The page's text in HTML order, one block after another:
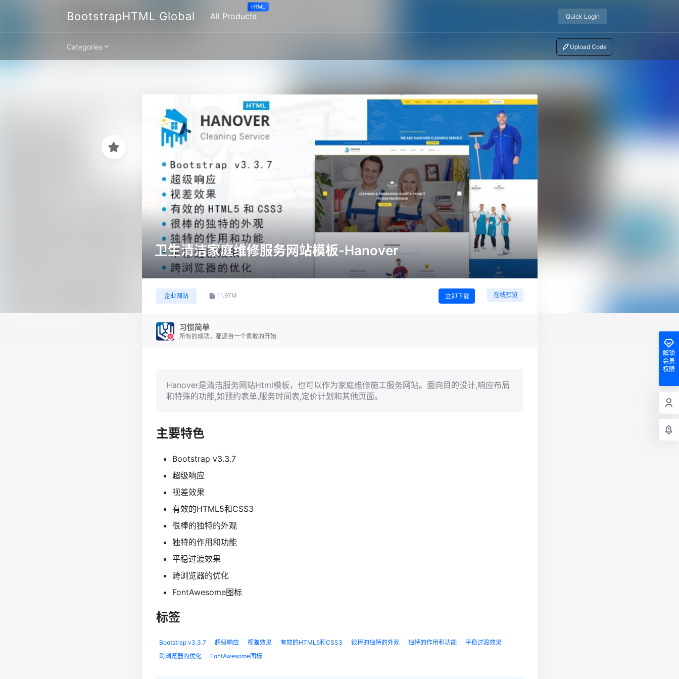
BootstrapHTML Global All Products
HTML
Quick Login
Categories Upload Code
卫生清洁家庭维修服务网站模板-Hanover
企业网站 11.97M 立即下载 在线预览
习惯简单
所有的成功，都源自一个勇敢的开始
Hanover是清洁服务网站Html模板，也可以作为家庭维修施工服务网站。面向目的设计,响应布局
和特殊的功能,如预约表单,服务时间表,定价计划和其他页面。
主要特色
Bootstrap v3.3.7
超级响应
视差效果
有效的HTML5和CSS3
很棒的独特的外观
独特的作用和功能
平稳过渡效果
跨浏览器的优化
FontAwesome图标
标签
Bootstrap v3.3.7 超级响应 视差效果 有效的HTML5和CSS3 很棒的独特的外观 独特的作用和功能
平稳过渡效果
跨浏览器的优化
FontAwesome图标
解锁
会员
权限